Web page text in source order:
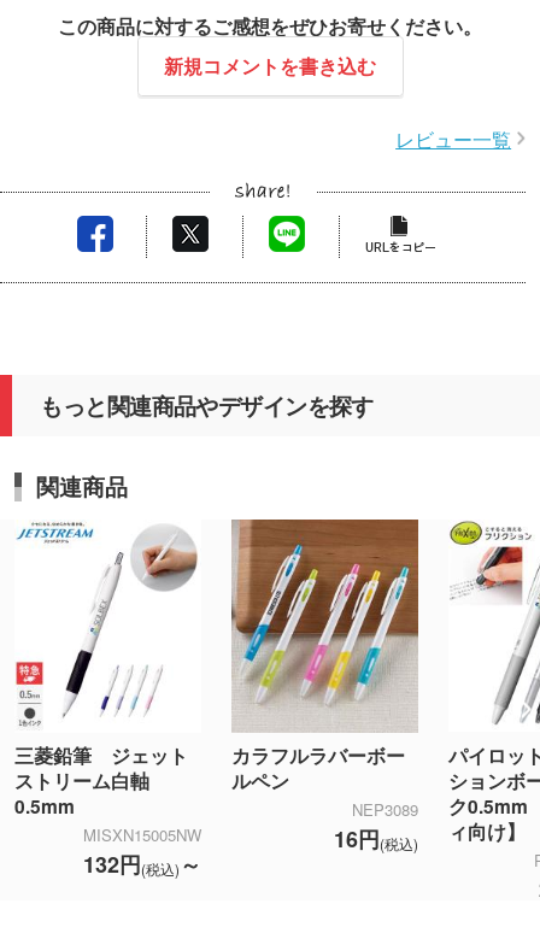
この商品に対するご感想をぜひお寄せください。
新規コメントを書き込む
レビュー一覧
もっと関連商品やデザインを探す
関連商品
三菱鉛筆 ジェット
ストリーム白軸
0.5mm
MISXN15005NW
132円(税込) ～
カラフルラバーボー
ルペン
NEP3089
16円(税込)
パイロッ
ションボ
ク0.5mm
ィ向け】